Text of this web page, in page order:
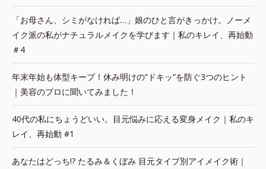
「お母さん、シミがなければ…」娘のひと言がきっかけ。ノーメ
イク派の私がナチュラルメイクを学びます｜私のキレイ、再始動
＃4
年末年始も体型キープ！休み明けの“ドキッ”を防ぐ3つのヒント
｜美容のプロに聞いてみました！
40代の私にちょうどいい。目元悩みに応える変身メイク｜私のキ
レイ、再始動 #1
あなたはどっち!? たるみ＆くぼみ 目元タイプ別アイメイク術｜